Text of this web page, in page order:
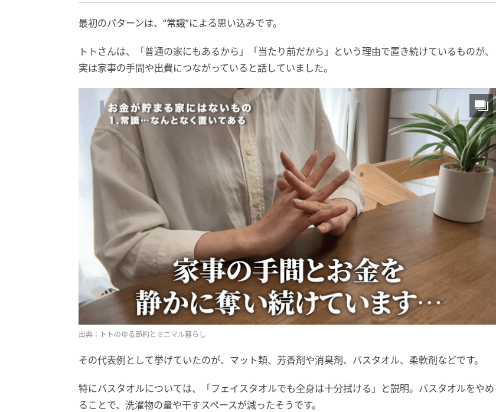
最初のパターンは、“常識”による思い込みです。
トトさんは、「普通の家にもあるから」「当たり前だから」という理由で置き続けているものが、
実は家事の手間や出費につながっていると話していました。
出典：トトのゆる節約とミニマル暮らし
その代表例として挙げていたのが、マット類、芳香剤や消臭剤、バスタオル、柔軟剤などです。
特にバスタオルについては、「フェイスタオルでも全身は十分拭ける」と説明。バスタオルをやめ
ることで、洗濯物の量や干すスペースが減ったそうです。